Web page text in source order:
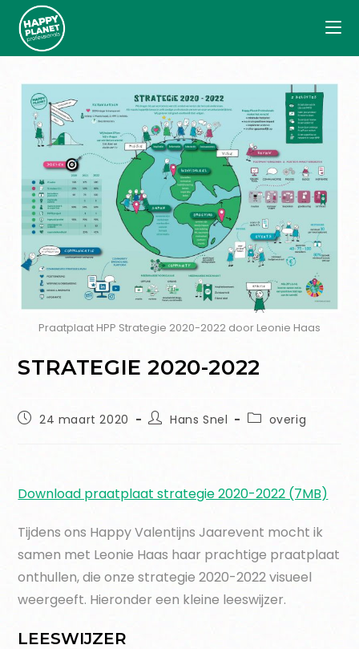
Praatplaat HPP Strategie 2020-2022 door Leonie Haas
STRATEGIE 2020-2022
24 maart 2020 Hans Snel overig
Download praatplaat strategie 2020-2022 (7MB)
Tijdens ons Happy Valentijns Jaarevent mocht ik
samen met Leonie Haas haar prachtige praatplaat
onthullen, die onze strategie 2020-2022 visueel
weergeeft. Hieronder een kleine leeswijzer.
LEESWIJZER